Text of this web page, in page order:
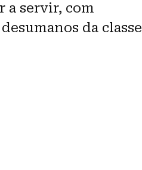
a servir, com
da classe